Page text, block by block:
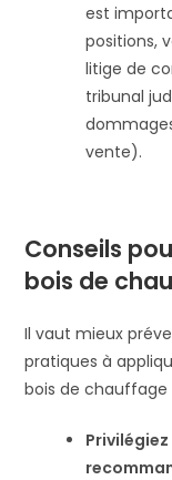
est
positions,
litige de
tribunal
vente).
Conseils
bois de
Il vaut mieux
pratiques à
bois de chauffage